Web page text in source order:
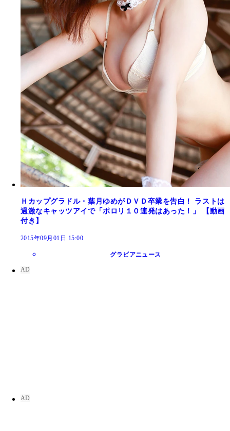
Ｈカップグラドル・葉月ゆめがＤＶＤ卒業を告白！ ラストは
過激なキャッツアイで「ポロリ１０連発はあった！」 【動画
付き】
2015年09月01日 15:00
グラビアニュース